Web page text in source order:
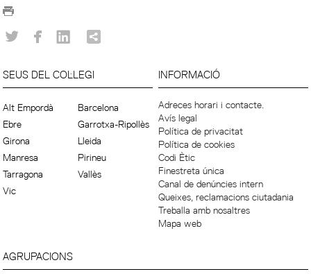
SEUS DEL COL·LEGI
Alt Empordà
Barcelona
Ebre
Garrotxa-Ripollès
Girona
Lleida
Manresa
Pirineu
Tarragona
Vallès
Vic
INFORMACIÓ
Adreces horari i contacte.
Avís legal
Política de privacitat
Política de cookies
Codi Ètic
Finestreta única
Canal de denúncies intern
Queixes, reclamacions ciutadania
Treballa amb nosaltres
Mapa web
AGRUPACIONS